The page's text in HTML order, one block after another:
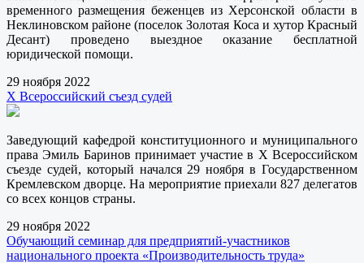
временного размещения беженцев из Херсонской области в
Неклиновском районе (поселок Золотая Коса и хутор Красный
Десант) проведено выездное оказание бесплатной
юридической помощи.
29 ноября 2022
Х Всероссийский съезд судей
Заведующий кафедрой конституционного и муниципального
права Эмиль Баринов принимает участие в Х Всероссийском
съезде судей, который начался 29 ноября в Государственном
Кремлевском дворце. На мероприятие приехали 827 делегатов
со всех концов страны.
29 ноября 2022
Обучающий семинар для предприятий-участников
национального проекта «Производительность труда»